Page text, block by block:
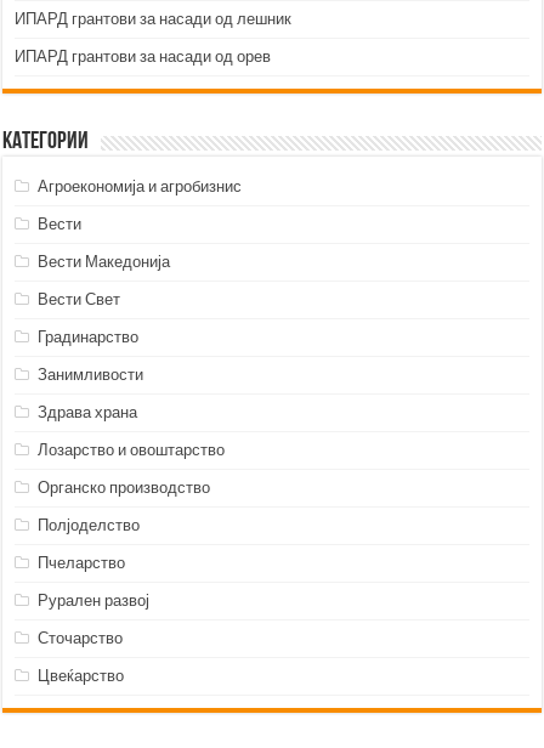
ИПАРД грантови за насади од лешник
ИПАРД грантови за насади од орев
Категории
Агроекономија и агробизнис
Вести
Вести Македонија
Вести Свет
Градинарство
Занимливости
Здрава храна
Лозарство и овоштарство
Органско производство
Полјоделство
Пчеларство
Рурален развој
Сточарство
Цвеќарство